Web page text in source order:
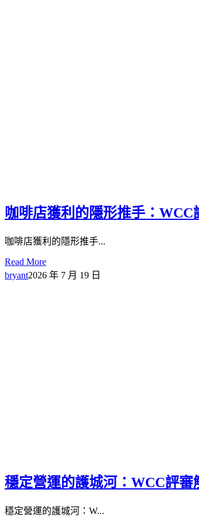
咖啡店獲利的隱形推手：
咖啡店獲利的隱形推手...
Read More
bryant2026 年 7 月 19 日
穩定營運的護城河：WCC評
穩定營運的護城河：W...